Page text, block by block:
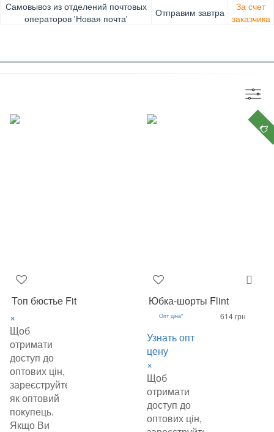
Самовывоз из отделений почтовых
операторов 'Новая почта'
Отправим завтра
За счет
заказчика
для физических лиц, Apple Pay, Mastercard, Visa
Топ бюстье Fit
×
Щоб
отримати
доступ до
оптових цін,
зареєструйтеся
як оптовий
покупець.
Якщо Ви
Юбка-шорты Flint
Опт ціна*
Узнать опт
цену
×
Щоб
отримати
доступ до
оптових цін,
614 грн